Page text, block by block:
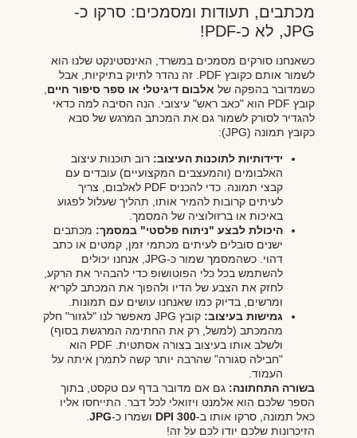
מכתבים, תעודות ומסמכים: סרקו כ-
JPG, לא כ-PDF!
כשאנחנו סורקים מסמכים במשרד, האינסטינקט שלנו הוא
לשמור אותם כקובץ PDF. זה נהדר לתיוק בתיקיות, אבל
כשמדובר בהפקה של אלבום דיגיטלי או ספר סיפור חיים,
קובץ PDF הוא "כאב ראש" עיצובי. הנה הסיבה למה כדאי
להגדיר לסורק לשמור גם את המכתב המרגש של סבא
כקובץ תמונה (JPG):
ידידותיות לתוכנות העיצוב: רוב תוכנות עיצוב
האלבומים (והמעצבים המקצועיים) עובדים עם
קבצי תמונה. כדי להכניס PDF לאלבום, צריך
לעיתים קרובות להמיר אותו, תהליך שעלול לפגוע
באיכות או ברזולוציה של המסמך.
היכולת לבצע "ניתוח פלסטי" במסמך: מכתבים
ישנים סובלים לעיתים מכתמי זמן, קמטים או כתב
דהוי. כשהמסמך שמור כ-JPG, אנחנו יכולים
להשתמש בכל כלי הפוטושופ כדי להבהיר את הרקע,
לחזק את הצבע של הדיו ולהפוך את המכתב לקריא
ומרשים, בדיוק כמו שאנחנו עושים עם תמונות.
גמישות בעיצוב:
קובץ JPG מאפשר לנו "לגזור" חלק
מהמכתב (למשל, רק את החתימה המרגשת בסוף)
ולשלב אותו בעיצוב בצורה אסתטית. PDF הוא
"חבילה סגורה" שהרבה יותר קשה לתמרן איתה על
העמוד.
בשורה התחתונה: גם אם מדובר בדף עם טקסט, בתוך
הספר שלכם הוא אלמנט ויזואלי לכל דבר. התייחסו אליו
כאל תמונה, סרקו אותו ב-300 DPI ושמרו כ-JPG
.
הזיכרונות שלכם יודו לכם על זה!